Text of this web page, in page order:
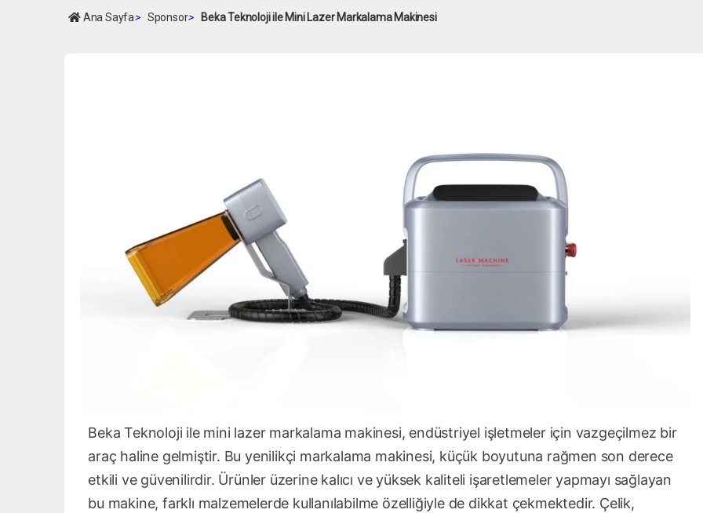
Ana Sayfa> Sponsor> Beka Teknoloji ile Mini Lazer Markalama Makinesi
Beka Teknoloji ile mini lazer markalama makinesi, endüstriyel işletmeler için vazgeçilmez bir
araç haline gelmiştir. Bu yenilikçi markalama makinesi, küçük boyutuna rağmen son derece
etkili ve güvenilirdir. Ürünler üzerine kalıcı ve yüksek kaliteli işaretlemeler yapmayı sağlayan
bu makine, farklı malzemelerde kullanılabilme özelliğiyle de dikkat çekmektedir. Çelik,